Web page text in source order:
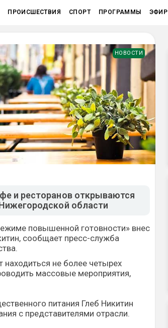
ПРОИСШЕСТВИЯ СПОРТ ПРОГРАММЫ ЭФИР
НОВОСТИ
и ресторанов открываются
области
повышенной готовности» внес
сообщает пресс-служба
не более четырех
массовые мероприятия,
питания Глеб Никитин
с представителями отрасли.